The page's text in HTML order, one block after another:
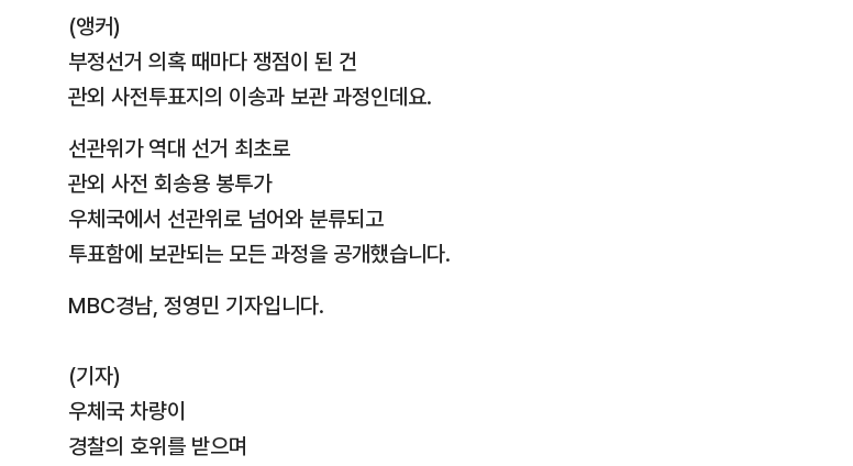
(앵커)
부정선거 의혹 때마다 쟁점이 된 건
관외 사전투표지의 이송과 보관 과정인데요.
선관위가 역대 선거 최초로
관외 사전 회송용 봉투가
우체국에서 선관위로 넘어와 분류되고
투표함에 보관되는 모든 과정을 공개했습니다.
MBC경남, 정영민 기자입니다.
(기자)
우체국 차량이
경찰의 호위를 받으며